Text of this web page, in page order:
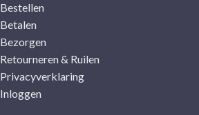
Bestellen
Betalen
Bezorgen
Retourneren & Ruilen
Privacyverklaring
Inloggen